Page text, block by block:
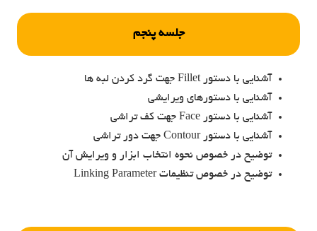
جلسه پنجم
آشنایی با دستور Fillet جهت گرد کردن لبه ها
آشنایی با دستورهای ویرایشی
آشنایی با دستور Face جهت کف تراشی
آشنایی با دستور Contour جهت دور تراشی
توضیح در خصوص نحوه انتخاب ابزار و ویرایش آن
توضیح در خصوص تنظیمات Linking Parameter